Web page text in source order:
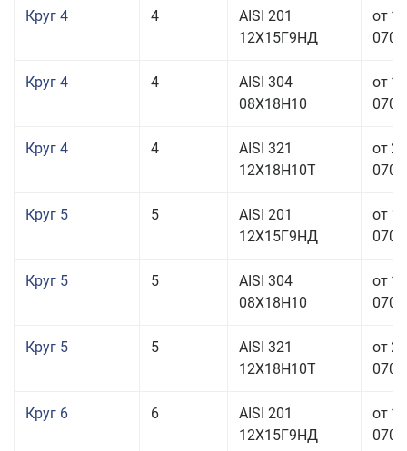
Круг 4 4
AISI 201
12Х15Г9НД
от
Круг 4 4
AISI 304
08Х18Н10
от
Круг 4 4
AISI 321
12Х18Н10Т
от
Круг 5 5
AISI 201
12Х15Г9НД
от
Круг 5 5
AISI 304
08Х18Н10
от
Круг 5 5
AISI 321
12Х18Н10Т
от
Круг 6 6
AISI 201
12Х15Г9НД
от